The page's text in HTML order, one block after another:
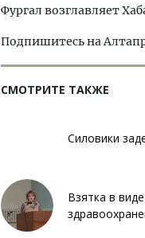
Фургал возглавляет
Подпишитесь на
СМОТРИТЕ ТАКЖЕ
Силовики
Взятка в